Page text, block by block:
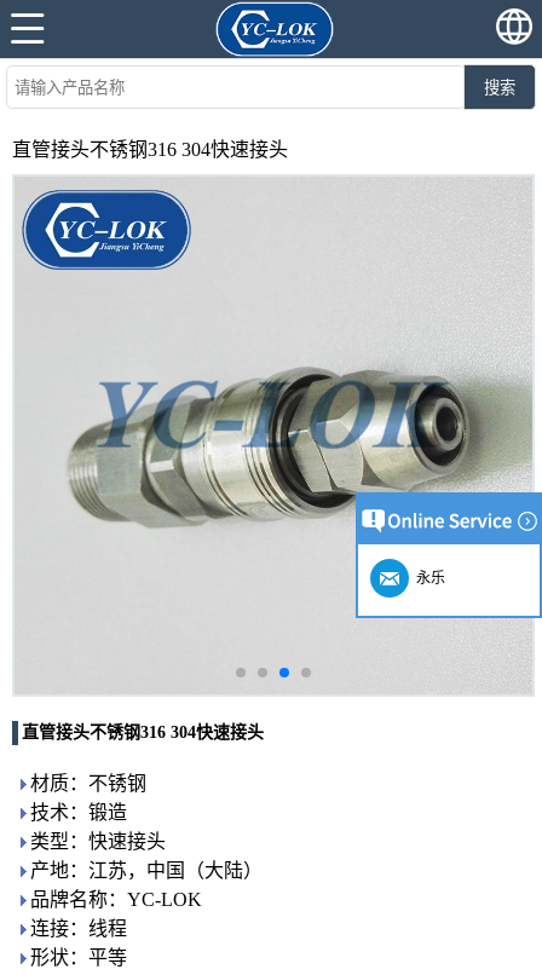
搜索
直管接头不锈钢316 304快速接头
直管接头不锈钢316 304快速接头
材质：不锈钢
技术：锻造
类型：快速接头
产地：江苏，中国（大陆）
品牌名称：YC-LOK
连接：线程
形状：平等
永乐